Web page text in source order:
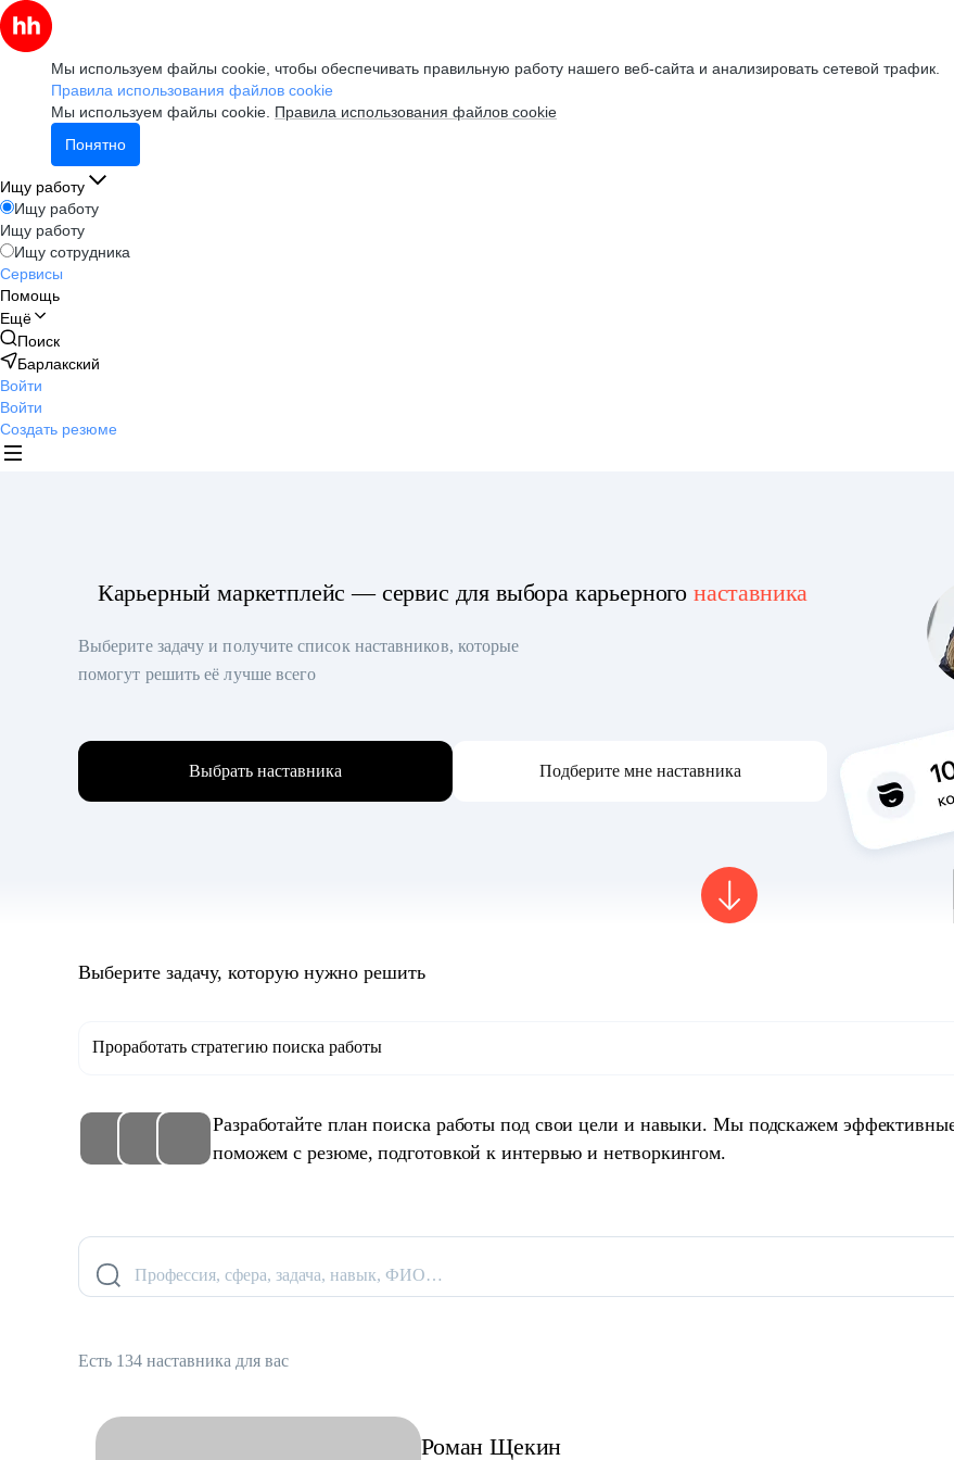
Мы используем файлы cookie, чтобы обеспечивать правильную работу нашего веб-сайта и анализировать сетевой трафик.
Правила использования файлов cookie
Мы используем файлы cookie. Правила использования файлов cookie
Понятно
Ищу работу
Ищу работу
Ищу работу
Ищу сотрудника
Сервисы
Помощь
Ещё
Поиск
Барлакский
Войти
Войти
Создать резюме
Карьерный маркетплейс — сервис для выбора карьерного наставника
Выберите задачу и получите список наставников, которые
помогут решить её лучше всего
Выбрать наставника Подберите мне наставника
Выберите задачу, которую нужно решить
Проработать стратегию поиска работы
Разработайте план поиска работы под свои цели и навыки. Мы подскажем
поможем с резюме, подготовкой к интервью и нетворкингом.
Профессия, сфера, задача, навык, ФИО…
Есть 134 наставника для вас
Роман Щекин